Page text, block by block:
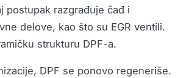
postupak razgrađuje čađ i
delove, kao što su EGR ventili.
strukturu DPF-a.
DPF se ponovo regeneriše.